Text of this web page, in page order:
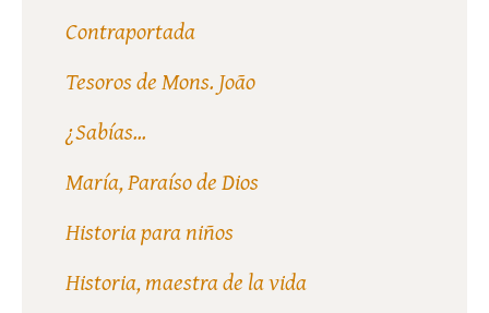
Contraportada
Tesoros de Mons. João
¿Sabías...
María, Paraíso de Dios
Historia para niños
Historia, maestra de la vida